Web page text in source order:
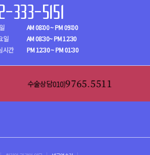
333-5151
AM 08:00 ~ PM 09:00
일
AM 08:30~ PM 12:30
시간
PM 12:30 ~ PM 01:30
수술상담010)9765.5511